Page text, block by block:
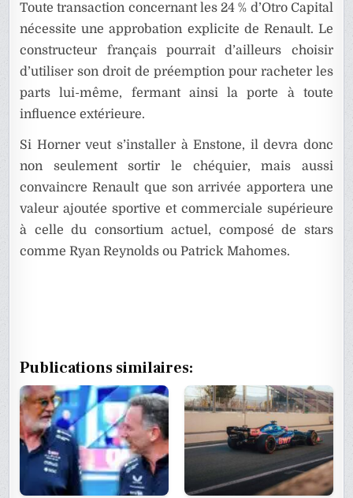
Toute transaction concernant les 24 % d’Otro Capital
nécessite une approbation explicite de Renault. Le
constructeur français pourrait d’ailleurs choisir
d’utiliser son droit de préemption pour racheter les
parts lui-même, fermant ainsi la porte à toute
influence extérieure.
Si Horner veut s’installer à Enstone, il devra donc
non seulement sortir le chéquier, mais aussi
convaincre Renault que son arrivée apportera une
valeur ajoutée sportive et commerciale supérieure
à celle du consortium actuel, composé de stars
comme Ryan Reynolds ou Patrick Mahomes.
Publications similaires: